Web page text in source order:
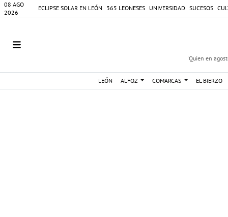
08 AGO
2026
ECLIPSE SOLAR EN LEÓN 365 LEONESES UNIVERSIDAD SUCESOS
'Quien en
LEÓN ALFOZ COMARCAS EL BIERZO